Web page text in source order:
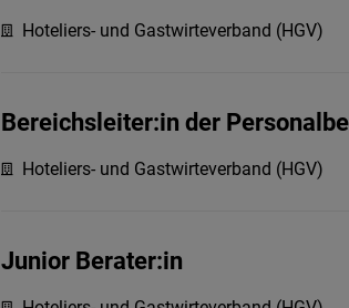
Hoteliers- und Gastwirteverband (HGV)
Bereichsleiter:in der
Hoteliers- und Gastwirteverband (HGV)
Junior Berater:in